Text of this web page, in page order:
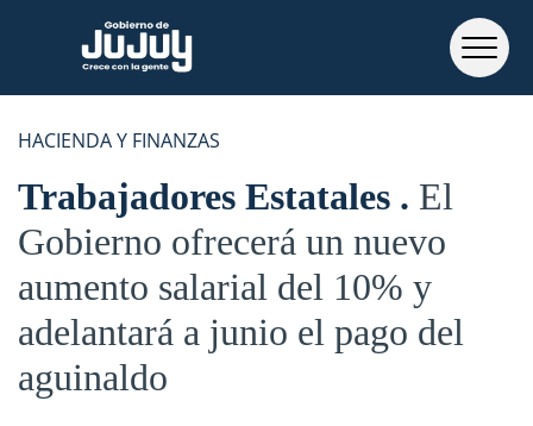
HACIENDA Y FINANZAS
Trabajadores Estatales
El
Gobierno ofrecerá un nuevo
aumento salarial del 10% y
adelantará a junio el pago del
aguinaldo